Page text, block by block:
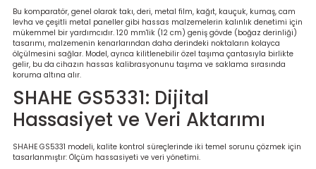
Cihazı
Bu komparatör, genel olarak takı, deri, metal film, kağıt, kauçuk, kumaş, cam
levha ve çeşitli metal paneller gibi hassas malzemelerin kalınlık denetimi için
mükemmel bir yardımcıdır. 120 mm'lik (12 cm) geniş gövde (boğaz derinliği)
tasarımı, malzemenin kenarlarından daha derindeki noktaların kolayca
ölçülmesini sağlar. Model, ayrıca kilitlenebilir özel taşıma çantasıyla birlikte
gelir, bu da cihazın hassas kalibrasyonunu taşıma ve saklama sırasında
koruma altına alır.
SHAHE GS5331: Dijital
Hassasiyet ve Veri Aktarımı
SHAHE GS5331 modeli, kalite kontrol süreçlerinde iki temel sorunu çözmek için
tasarlanmıştır: Ölçüm hassasiyeti ve veri yönetimi.